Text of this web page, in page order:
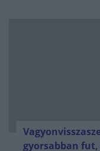
gyorsabban